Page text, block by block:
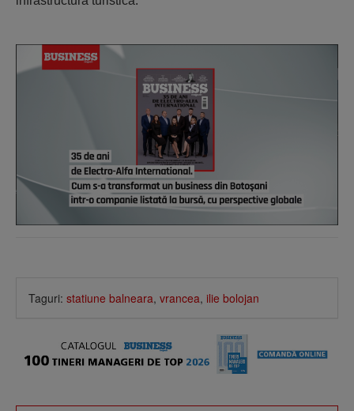
Taguri: statiune balneara, vrancea, ilie bolojan